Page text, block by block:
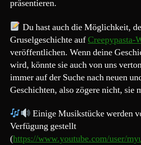
präsentieren.
Du hast auch die Möglichkeit,
Gruselgeschichte aufCreepypasta-
veröffentlichen. Wenn deine
wird, könnte sie auch von uns
immer auf der Suche nach neuen
Geschichten, also zögere nicht, sie
Einige Musikstücke werden
Verfügung gestellt
(https://www.youtube.com/user/